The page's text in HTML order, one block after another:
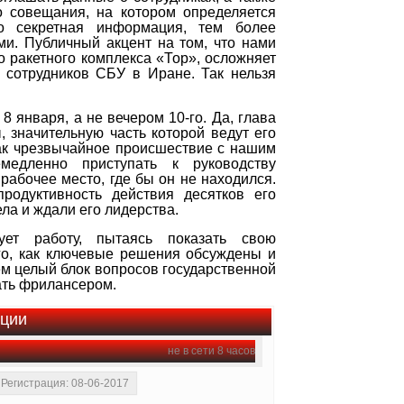
на котором определяется
секретная информация, тем более
Публичный акцент на том, что нами
комплекса «Тор», осложняет
СБУ в Иране. Так нельзя
а не вечером 10-го. Да, глава
часть которой ведут его
чрезвычайное происшествие с нашим
приступать к руководству
место, где бы он не находился.
действия десятков его
и ждали его лидерства.
работу, пытаясь показать свою
как ключевые решения обсуждены и
целый блок вопросов государственной
фрилансером.
не в сети 8 часов
Регистрация: 08-06-2017